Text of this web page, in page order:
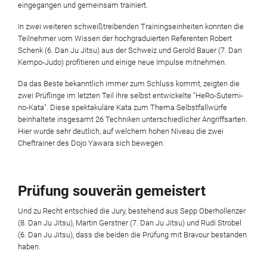
eingegangen und gemeinsam trainiert.
In zwei weiteren schweißtreibenden Trainingseinheiten konnten die
Teilnehmer vom Wissen der hochgraduierten Referenten Robert
Schenk (6. Dan Ju Jitsu) aus der Schweiz und Gerold Bauer (7. Dan
Kempo-Judo) profitieren und einige neue Impulse mitnehmen.
Da das Beste bekanntlich immer zum Schluss kommt, zeigten die
zwei Prüflinge im letzten Teil ihre selbst entwickelte "HeRo-Sutemi-
no-Kata". Diese spektakuläre Kata zum Thema Selbstfallwürfe
beinhaltete insgesamt 26 Techniken unterschiedlicher Angriffsarten.
Hier wurde sehr deutlich, auf welchem hohen Niveau die zwei
Cheftrainer des Dojo Yawara sich bewegen.
Prüfung souverän gemeistert
Und zu Recht entschied die Jury, bestehend aus Sepp Oberhollenzer
(8. Dan Ju Jitsu), Martin Gerstner (7. Dan Ju Jitsu) und Rudi Strobel
(6. Dan Ju Jitsu), dass die beiden die Prüfung mit Bravour bestanden
haben.